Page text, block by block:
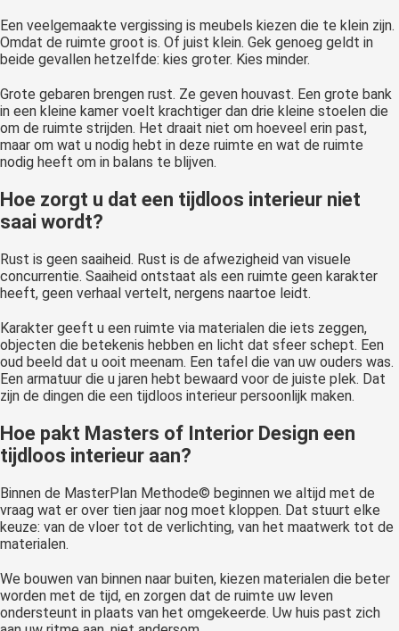
Een veelgemaakte vergissing is meubels kiezen die te klein zijn.
Omdat de ruimte groot is. Of juist klein. Gek genoeg geldt in
beide gevallen hetzelfde: kies groter. Kies minder.
Grote gebaren brengen rust. Ze geven houvast. Een grote bank
in een kleine kamer voelt krachtiger dan drie kleine stoelen die
om de ruimte strijden. Het draait niet om hoeveel erin past,
maar om wat u nodig hebt in deze ruimte en wat de ruimte
nodig heeft om in balans te blijven.
Hoe zorgt u dat een tijdloos interieur niet
saai wordt?
Rust is geen saaiheid. Rust is de afwezigheid van visuele
concurrentie. Saaiheid ontstaat als een ruimte geen karakter
heeft, geen verhaal vertelt, nergens naartoe leidt.
Karakter geeft u een ruimte via materialen die iets zeggen,
objecten die betekenis hebben en licht dat sfeer schept. Een
oud beeld dat u ooit meenam. Een tafel die van uw ouders was.
Een armatuur die u jaren hebt bewaard voor de juiste plek. Dat
zijn de dingen die een tijdloos interieur persoonlijk maken.
Hoe pakt Masters of Interior Design een
tijdloos interieur aan?
Binnen de MasterPlan Methode© beginnen we altijd met de
vraag wat er over tien jaar nog moet kloppen. Dat stuurt elke
keuze: van de vloer tot de verlichting, van het maatwerk tot de
materialen.
We bouwen van binnen naar buiten, kiezen materialen die beter
worden met de tijd, en zorgen dat de ruimte uw leven
ondersteunt in plaats van het omgekeerde. Uw huis past zich